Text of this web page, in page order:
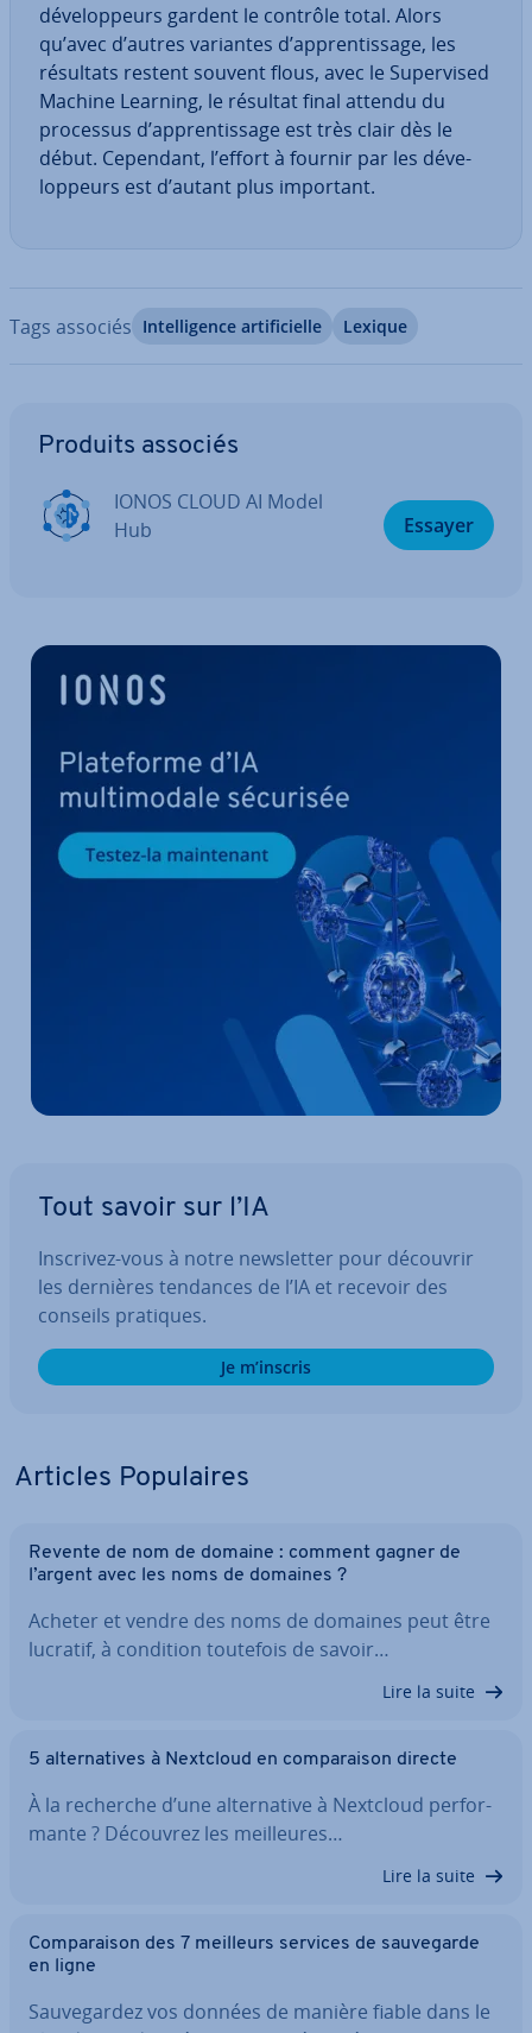
dé­ve­lop­peurs gardent le contrôle total. Alors
qu’avec d’autres variantes d’ap­pren­tis­sage, les
résultats restent souvent flous, avec le Su­per­vi­sed
Machine Learning, le résultat final attendu du
processus d’ap­pren­tis­sage est très clair dès le
début. Cependant, l’effort à fournir par les dé­ve­
lop­peurs est d’autant plus important.
Tags associés In­tel­li­gence ar­ti­fi­cielle Lexique
Produits associés
IONOS CLOUD AI Model
Hub
Essayer
Tout savoir sur l’IA
Inscrivez-vous à notre news­let­ter pour découvrir
les dernières tendances de l’IA et recevoir des
conseils pratiques.
Je m’inscris
Articles Po­pu­laires
Revente de nom de domaine : comment gagner de
l’argent avec les noms de domaines ?
Acheter et vendre des noms de domaines peut être
lucratif, à condition toutefois de savoir…
Lire la suite
5 al­ter­na­tives à Nextcloud en com­pa­rai­son directe
À la recherche d’une al­ter­na­tive à Nextcloud per­for­
mante ? Découvrez les meil­leures…
Lire la suite
Com­pa­rai­son des 7 meilleurs services de sau­ve­garde
en ligne
Sau­ve­gar­dez vos données de manière fiable dans le